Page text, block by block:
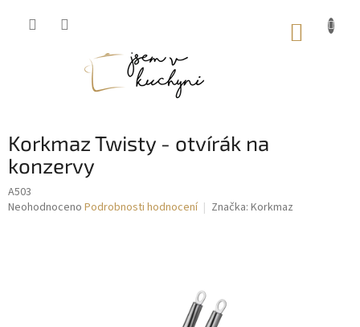
Korkmaz Twisty - otvírák na
konzervy
A503
Průměrné
Neohodnoceno Podrobnosti hodnocení Značka: Korkmaz